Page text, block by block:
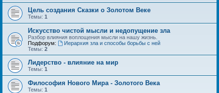
Цель создания Сказки о Золотом Веке
Темы: 1
Искусство чистой мысли и недопущение зла
Разбор влияния воплощения мысли на нашу жизнь.
Подфорум:
Иерархия зла и способы борьбы с ней
Темы: 2
Лидерство - влияние на мир
Темы: 1
Философия Нового Мира - Золотого Века
Темы: 1